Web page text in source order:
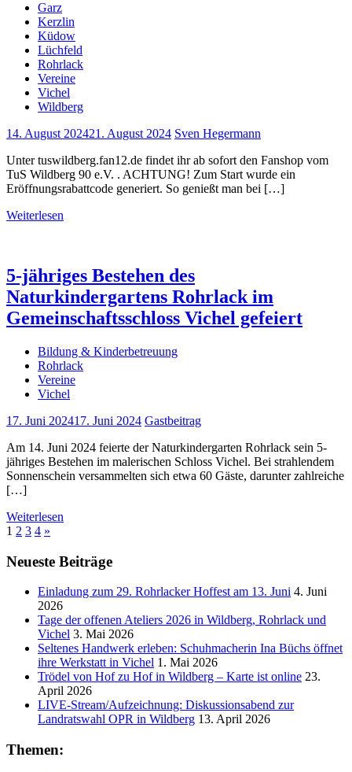
Garz
Kerzlin
Küdow
Lüchfeld
Rohrlack
Vereine
Vichel
Wildberg
14. August 202421. August 2024 Sven Hegermann
Unter tuswildberg.fan12.de findet ihr ab sofort den Fanshop vom
TuS Wildberg 90 e.V. . ACHTUNG! Zum Start wurde ein
Eröffnungsrabattcode generiert. So genießt man bei […]
Weiterlesen
5-jähriges Bestehen des
Naturkindergartens Rohrlack im
Gemeinschaftsschloss Vichel gefeiert
Bildung & Kinderbetreuung
Rohrlack
Vereine
Vichel
17. Juni 202417. Juni 2024 Gastbeitrag
Am 14. Juni 2024 feierte der Naturkindergarten Rohrlack sein 5-
jähriges Bestehen im malerischen Schloss Vichel. Bei strahlendem
Sonnenschein versammelten sich etwa 60 Gäste, darunter zahlreiche
[…]
Weiterlesen
Seitennummerierung
der
1 2 3 4 Nächste
»
Neueste Beiträge
Einladung zum 29. Rohrlacker Hoffest am 13. Juni 4. Juni
2026
Tage der offenen Ateliers 2026 in Wildberg, Rohrlack und
Vichel 3. Mai 2026
Seltenes Handwerk erleben: Schuhmacherin Ina Büchs öffnet
ihre Werkstatt in Vichel 1. Mai 2026
Trödel von Hof zu Hof in Wildberg – Karte ist online 23.
April 2026
LIVE-Stream/Aufzeichnung: Diskussionsabend zur
Landratswahl OPR in Wildberg 13. April 2026
Themen: